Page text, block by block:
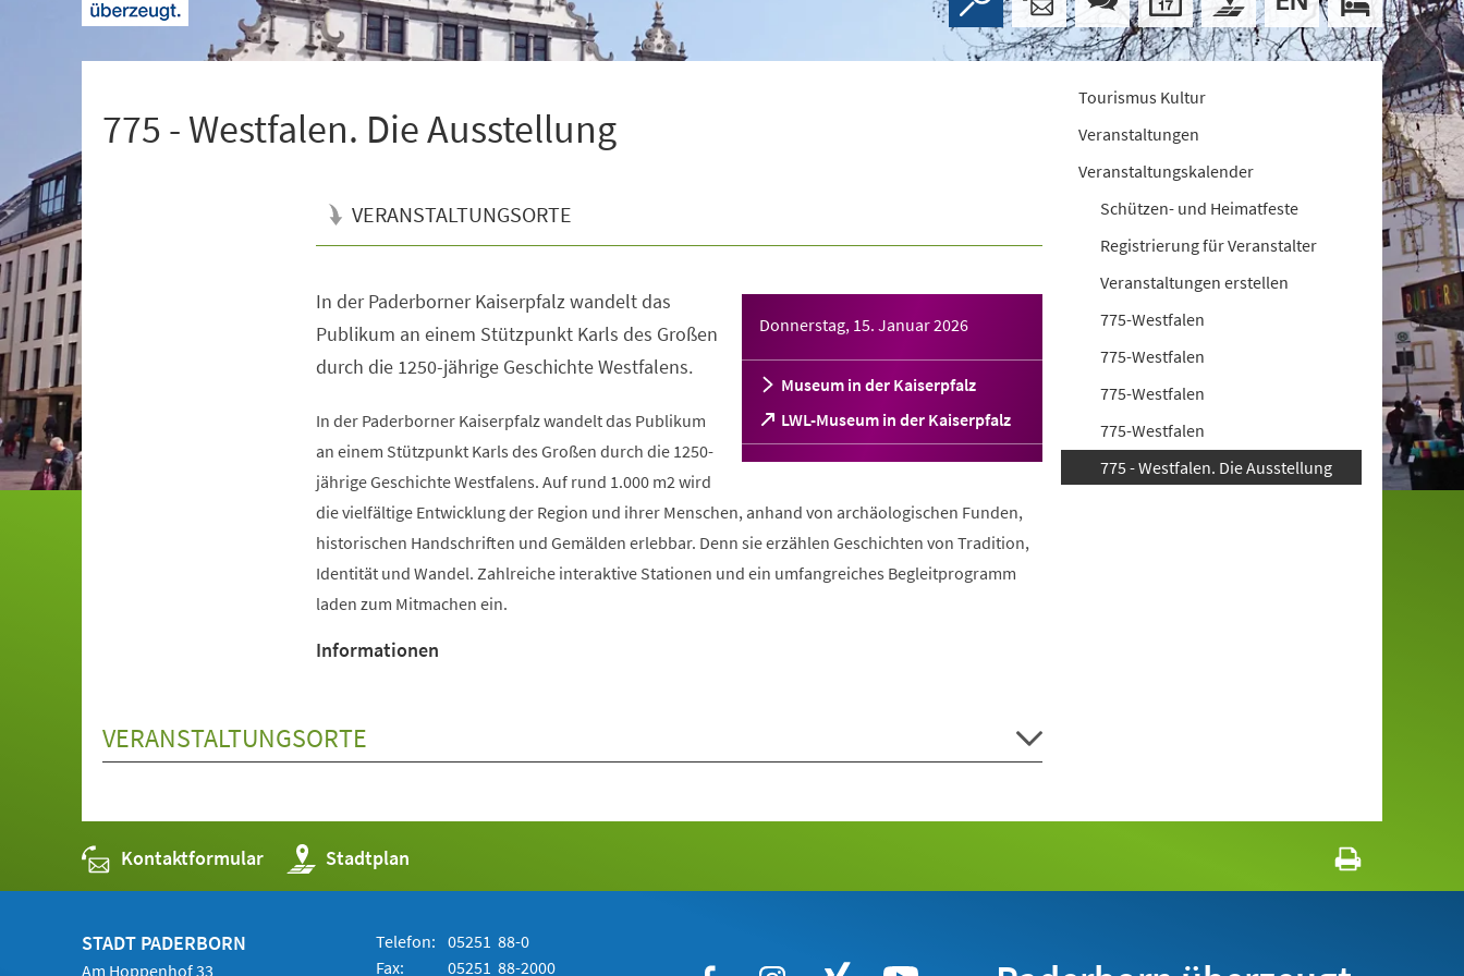
775 - Westfalen. Die Ausstellung
VERANSTALTUNGSORTE
Donnerstag, 15. Januar 2026
Museum in der Kaiserpfalz
LWL-Museum in der Kaiserpfalz
(Öffnet
in
einem
Tab)
In der Paderborner Kaiserpfalz wandelt das
Publikum an einem Stützpunkt Karls des Großen
durch die 1250-jährige Geschichte Westfalens.
In der Paderborner Kaiserpfalz wandelt das Publikum
an einem Stützpunkt Karls des Großen durch die 1250-
jährige Geschichte Westfalens. Auf rund 1.000 m2 wird
die vielfältige Entwicklung der Region und ihrer Menschen, anhand von archäologischen Funden,
historischen Handschriften und Gemälden erlebbar. Denn sie erzählen Geschichten von Tradition,
Identität und Wandel. Zahlreiche interaktive Stationen und ein umfangreiches Begleitprogramm
laden zum Mitmachen ein.
Informationen
VERANSTALTUNGSORTE
Tourismus Kultur
Veranstaltungen
Veranstaltungskalender
Schützen- und Heimatfeste
Registrierung für Veranstalter
Veranstaltungen erstellen
775-Westfalen
775-Westfalen
775-Westfalen
775-Westfalen
775 - Westfalen. Die Ausstellung
Kontaktformular Stadtplan
(Öffnet
in
einem
STADT PADERBORN
Am Hoppenhof 33
Telefon: 05251 88-0
Fax:
05251 88-2000